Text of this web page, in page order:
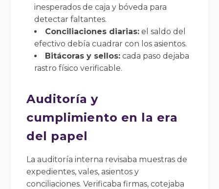
inesperados de caja y bóveda para
detectar faltantes.
Conciliaciones diarias: el saldo del
efectivo debía cuadrar con los asientos.
Bitácoras y sellos: cada paso dejaba
rastro físico verificable.
Auditoría y
cumplimiento en la era
del papel
La auditoría interna revisaba muestras de
expedientes, vales, asientos y
conciliaciones. Verificaba firmas, cotejaba